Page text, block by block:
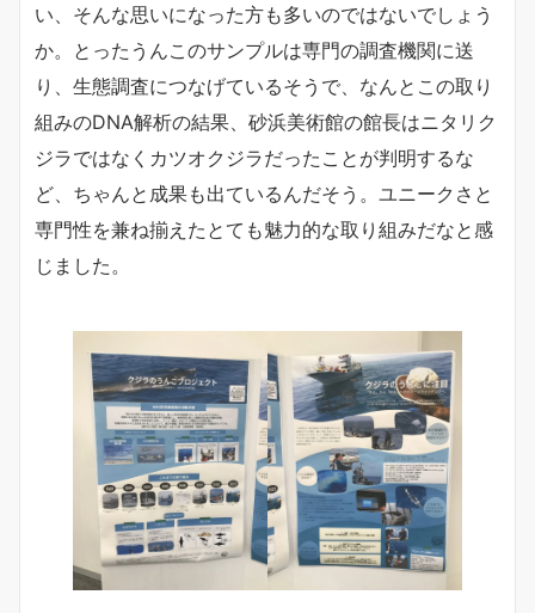
い、そんな思いになった方も多いのではないでしょう
か。とったうんこのサンプルは専門の調査機関に送
り、生態調査につなげているそうで、なんとこの取り
組みのDNA解析の結果、砂浜美術館の館長はニタリク
ジラではなくカツオクジラだったことが判明するな
ど、ちゃんと成果も出ているんだそう。ユニークさと
専門性を兼ね揃えたとても魅力的な取り組みだなと感
じました。